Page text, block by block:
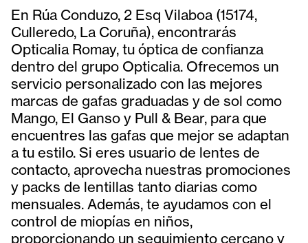
En Rúa Conduzo, 2 Esq Vilaboa (15174,
Culleredo, La Coruña), encontrarás
Opticalia Romay, tu óptica de confianza
dentro del grupo Opticalia. Ofrecemos un
servicio personalizado con las mejores
marcas de gafas graduadas y de sol como
Mango, El Ganso y Pull & Bear, para que
encuentres las gafas que mejor se adaptan
a tu estilo. Si eres usuario de lentes de
contacto, aprovecha nuestras promociones
y packs de lentillas tanto diarias como
mensuales. Además, te ayudamos con el
control de miopías en niños,
proporcionando un seguimiento cercano y